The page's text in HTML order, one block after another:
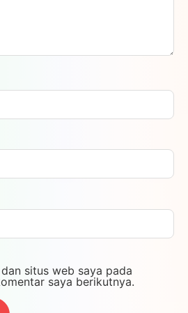
situs web saya pada
saya berikutnya.